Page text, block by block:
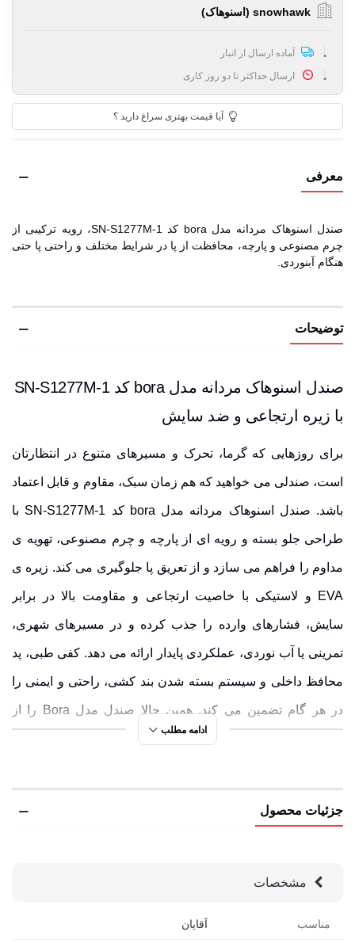
snowhawk (اسنوهاک)
آماده ارسال از انبار
ارسال حداکثر تا دو روز کاری
آیا قیمت بهتری سراغ دارید ؟
معرفی
صندل اسنوهاک مردانه مدل bora کد SN-S1277M-1، رویه ترکیبی از
چرم مصنوعی و پارچه، محافظت از پا در شرایط مختلف و راحتی پا حتی
هنگام آبنوردی.
توضیحات
صندل اسنوهاک مردانه مدل bora کد SN-S1277M-1
با زیره ارتجاعی و ضد سایش
برای روزهایی که گرما، تحرک و مسیرهای متنوع در انتظارتان
است، صندلی می خواهید که هم زمان سبک، مقاوم و قابل اعتماد
باشد. صندل اسنوهاک مردانه مدل bora کد SN-S1277M-1 با
طراحی جلو بسته و رویه ای از پارچه و چرم مصنوعی، تهویه ی
مداوم را فراهم می سازد و از تعریق پا جلوگیری می کند. زیره ی
EVA و لاستیکی با خاصیت ارتجاعی و مقاومت بالا در برابر
سایش، فشارهای وارده را جذب کرده و در مسیرهای شهری،
تمرینی یا آب نوردی، عملکردی پایدار ارائه می دهد. کفی طبی، پد
محافظ داخلی و سیستم بسته شدن بند کشی، راحتی و ایمنی را
در هر گام تضمین می کند. همین حالا صندل مدل Bora را از
فروشگاه رادکوه سفارش دهید و تابستانی فعال و بی دغدغه را
برند صندل اسنوهاک تنها به یک مدل خاص محدود نمی شود؛ این
های تابستانی هستید، حتماً نگاهی به سایر صندل های اسنوهاک
ادامه مطلب
جزئیات محصول
مشخصات
مناسب آقایان